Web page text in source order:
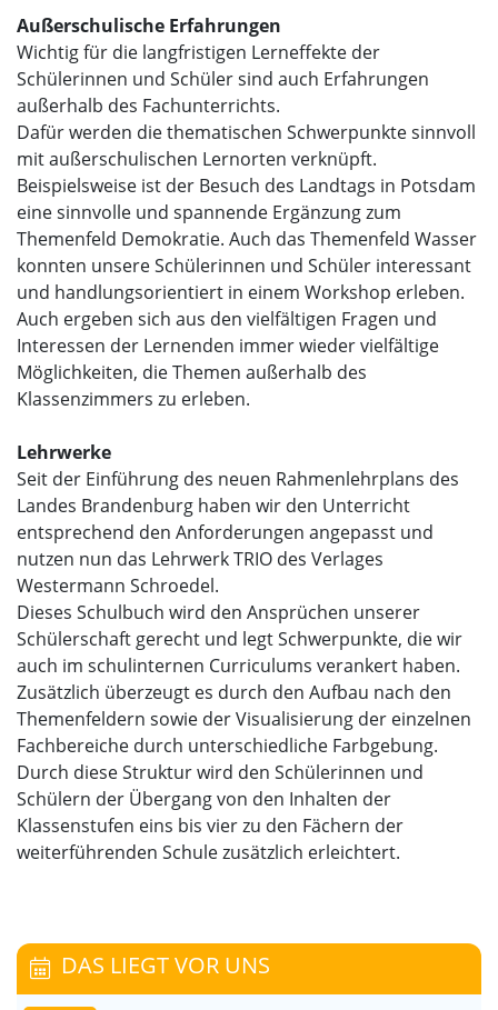
Außerschulische Erfahrungen
Wichtig für die langfristigen Lerneffekte der
Schülerinnen und Schüler sind auch Erfahrungen
außerhalb des Fachunterrichts.
Dafür werden die thematischen Schwerpunkte sinnvoll
mit außerschulischen Lernorten verknüpft.
Beispielsweise ist der Besuch des Landtags in Potsdam
eine sinnvolle und spannende Ergänzung zum
Themenfeld Demokratie. Auch das Themenfeld Wasser
konnten unsere Schülerinnen und Schüler interessant
und handlungsorientiert in einem Workshop erleben.
Auch ergeben sich aus den vielfältigen Fragen und
Interessen der Lernenden immer wieder vielfältige
Möglichkeiten, die Themen außerhalb des
Klassenzimmers zu erleben.
Lehrwerke
Seit der Einführung des neuen Rahmenlehrplans des
Landes Brandenburg haben wir den Unterricht
entsprechend den Anforderungen angepasst und
nutzen nun das Lehrwerk TRIO des Verlages
Westermann Schroedel.
Dieses Schulbuch wird den Ansprüchen unserer
Schülerschaft gerecht und legt Schwerpunkte, die wir
auch im schulinternen Curriculums verankert haben.
Zusätzlich überzeugt es durch den Aufbau nach den
Themenfeldern sowie der Visualisierung der einzelnen
Fachbereiche durch unterschiedliche Farbgebung.
Durch diese Struktur wird den Schülerinnen und
Schülern der Übergang von den Inhalten der
Klassenstufen eins bis vier zu den Fächern der
weiterführenden Schule zusätzlich erleichtert.
DAS LIEGT VOR UNS